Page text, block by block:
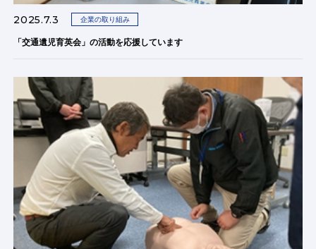
2025.7.3 企業の取り組み
「交通遺児育英会」の活動を応援しています